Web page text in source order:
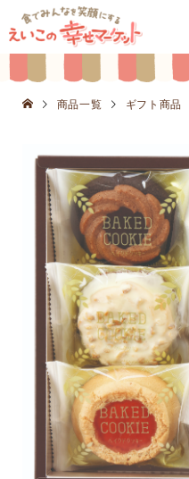
商品一覧 ギフト商品